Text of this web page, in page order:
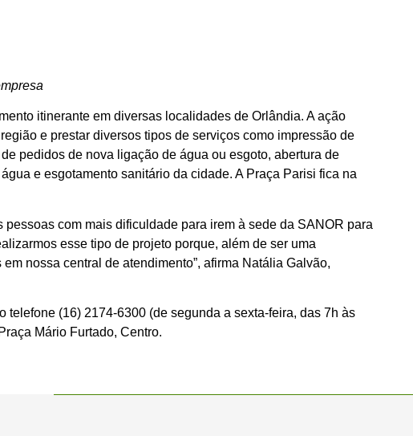
itinerante em diversas localidades de Orlândia. A ação
e prestar diversos tipos de serviços como impressão de
pedidos de nova ligação de água ou esgoto, abertura de
e esgotamento sanitário da cidade. A Praça Parisi fica na
com mais dificuldade para irem à sede da SANOR para
esse tipo de projeto porque, além de ser uma
nossa central de atendimento”, afirma Natália Galvão,
(16) 2174-6300 (de segunda a sexta-feira, das 7h às
Mário Furtado, Centro.